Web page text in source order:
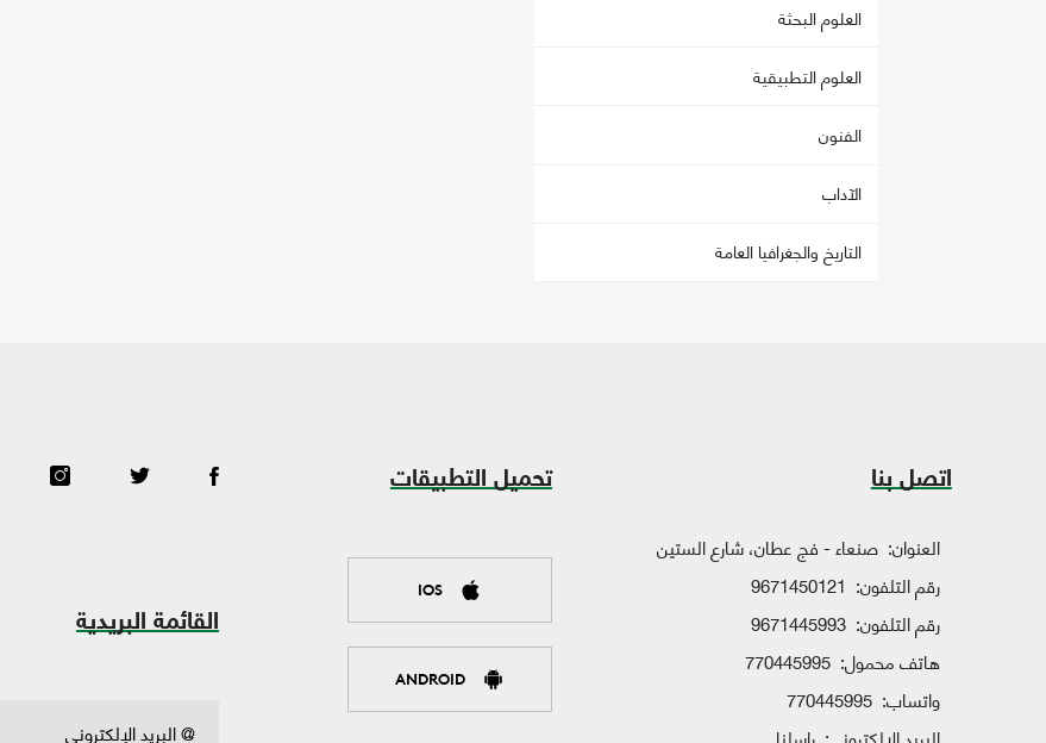
العلوم البحثة
العلوم التطبيقية
الفنون
الآداب
التاريخ والجغرافيا العامة
اتصل بنا
العنوان: صنعاء - فج عطان، شارع الستين
رقم التلفون: 9671450121
رقم التلفون: 9671445993
هاتف محمول: 770445995
واتساب: 770445995
تحميل التطبيقات
IOS
ANDROID
القائمة البريدية